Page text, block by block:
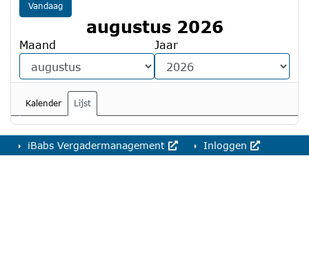
Vandaag
augustus 2026
Maand Jaar
Kalender Lijst
iBabs Vergadermanagement Inloggen